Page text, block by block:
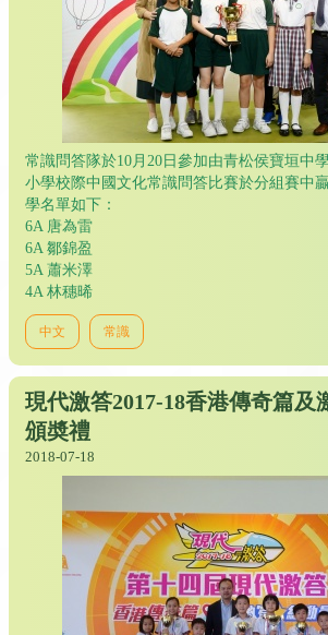
常識問答隊於10月20日參加由青松侯寶垣中
小學校際中國文化常識問答比賽於分組賽中
學名單如下：
6A 唐為雷
6A 鄒錦盈
5A 蕭米澤
4A 林穗晞
中文 常識
現代激答2017-18香港傳奇篇及
頒奬禮
2018-07-18